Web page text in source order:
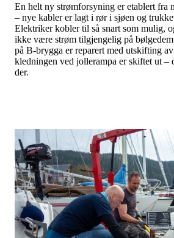
En helt ny strømforsyning er etablert fra
– nye kabler er lagt i rør i sjøen og
Elektriker kobler til så snart som mulig,
ikke være strøm tilgjengelig på
på B-brygga er reparert med utskifting
kledningen ved jollerampa er skiftet ut –
der.